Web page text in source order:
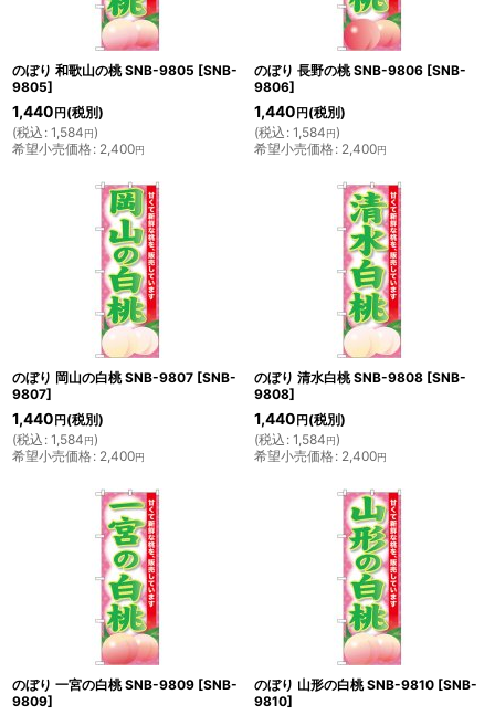
のぼり 和歌山の桃 SNB-9805 [SNB-
9805]
1,440 円 (税別)
(税込 : 1,584円)
希望小売価格: 2,400円
のぼり 長野の桃 SNB-9806 [SNB-
9806]
1,440 円 (税別)
(税込 : 1,584円)
希望小売価格: 2,400円
のぼり 岡山の白桃 SNB-9807 [SNB-
9807]
1,440 円 (税別)
(税込 : 1,584円)
希望小売価格: 2,400円
のぼり 清水白桃 SNB-9808 [SNB-
9808]
1,440 円 (税別)
(税込 : 1,584円)
希望小売価格: 2,400円
のぼり 一宮の白桃 SNB-9809 [SNB-
9809]
のぼり 山形の白桃 SNB-9810 [SNB-
9810]